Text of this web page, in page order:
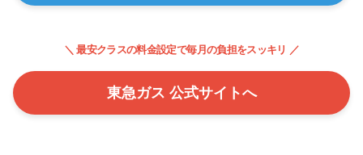
＼ 最安クラスの料金設定で毎月の負担をスッキリ ／
東急ガス 公式サイトへ